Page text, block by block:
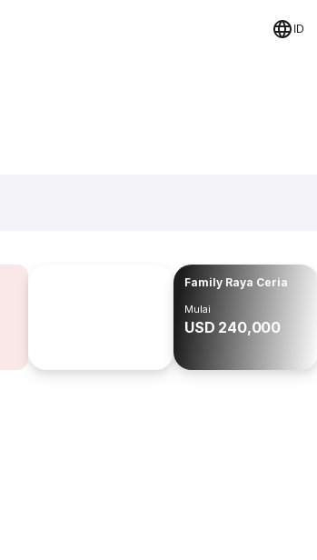
ID
Family Raya Ceria
Mulai
USD 240,000